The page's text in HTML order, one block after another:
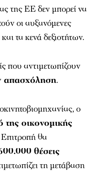
της ΕΕ δεν μπορεί να
οι αυξανόμενες
τα κενά δεξιοτήτων.
που αντιμετωπίζουν
απασχόληση.
ο
της οικονομικής
θα
θέσεις
τη μετάβαση